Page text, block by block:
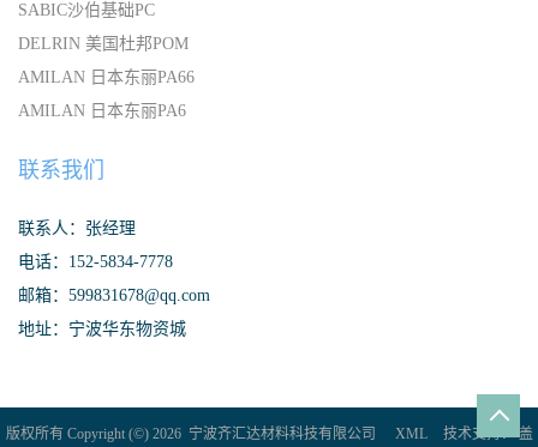
SABIC沙伯基础PC
DELRIN 美国杜邦POM
AMILAN 日本东丽PA66
AMILAN 日本东丽PA6
联系我们
联系人：张经理
电话：152-5834-7778
邮箱：599831678@qq.com
地址：宁波华东物资城
版权所有 Copyright (©) 2026 宁波齐汇达材料科技有限公司 XML 技术支持：盖